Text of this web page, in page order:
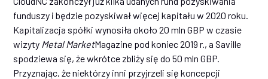
funduszy i będzie pozyskiwał więcej kapitału w 2020 roku.
Kapitalizacja spółki wynosiła około 20 mln GBP w czasie
wizyty Metal MarketMagazine pod koniec 2019 r., a Saville
spodziewa się, że wkrótce zbliży się do 50 mln GBP.
Przyznając, że niektórzy inni przyjrzeli się koncepcji